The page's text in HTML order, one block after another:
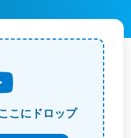
こにドロップ